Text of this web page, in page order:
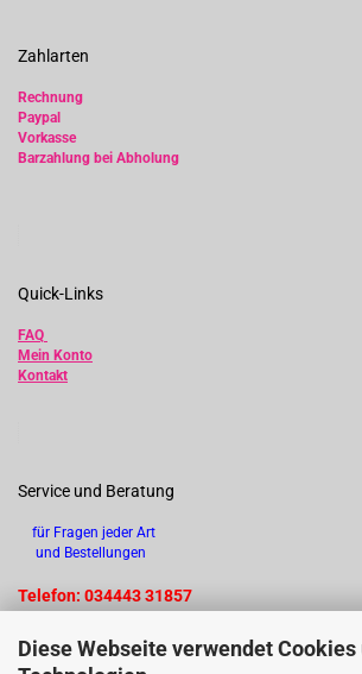
Diese Webseite verwendet Cookies
Zahlarten
Rechnung
Paypal
Vorkasse
Barzahlung bei Abholung
Quick-Links
FAQ
Mein Konto
Kontakt
Service und Beratung
für Fragen jeder Art
und Bestellungen
Telefon: 034443 31857